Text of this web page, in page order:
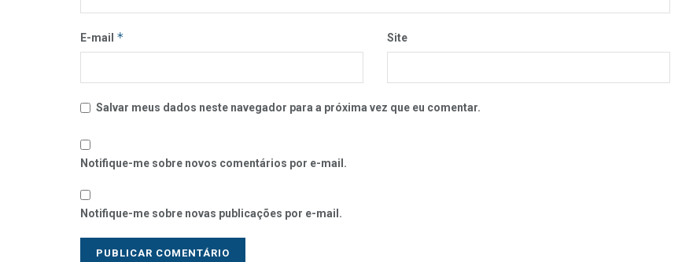
E-mail * Site
Salvar meus dados neste navegador para a próxima vez que eu comentar.
Notifique-me sobre novos comentários por e-mail.
Notifique-me sobre novas publicações por e-mail.